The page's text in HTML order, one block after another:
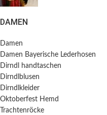
DAMEN
Damen
Damen Bayerische Lederhosen
Dirndl handtaschen
Dirndlblusen
Dirndlkleider
Oktoberfest Hemd
Trachtenröcke